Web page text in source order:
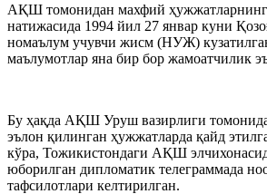
АҚШ томонидан махфий
натижасида 1994 йил 27 январ куни
номаълум учувчи жисм (НУЖ)
маълумотлар яна бир бор жамоатчилик
Бу ҳақда АҚШ Уруш вазирлиги
эълон қилинган ҳужжатларда қайд
кўра, Тожикистондаги АҚШ
юборилган дипломатик телеграммада
тафсилотлари келтирилган.